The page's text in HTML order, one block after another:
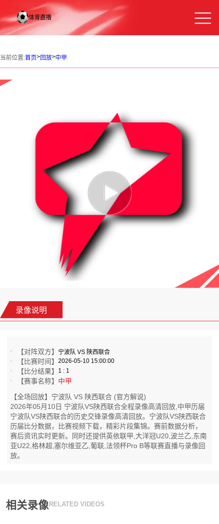
当前位置:首页>回放>中甲
录像说明
【对阵双方】宁波队 VS 陕西联合
【比赛时间】2026-05-10 15:00:00
【比分结果】 1 : 1
【赛事名称】 中甲
【全场回放】宁波队 VS 陕西联合 (官方解说)
2026年05月10日 宁波队VS陕西联合全程录像高清回放,中甲历届
宁波队VS陕西联合的历史交锋录像高清回放。宁波队VS陕西联合
历届比分数据，比赛视频下载，精彩片段集锦。赛前数据分析，
赛后资讯实时更新。同时还提供英依联甲,大洋冠U20,波兰乙,东南
亚U22,格林超,塞尔维亚乙,葡联,法领杯Pro B等联赛直播与录像回
放。
相关录像 RELATED VIDEOS